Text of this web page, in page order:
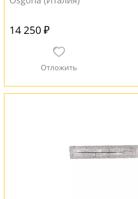
14 250 ₽